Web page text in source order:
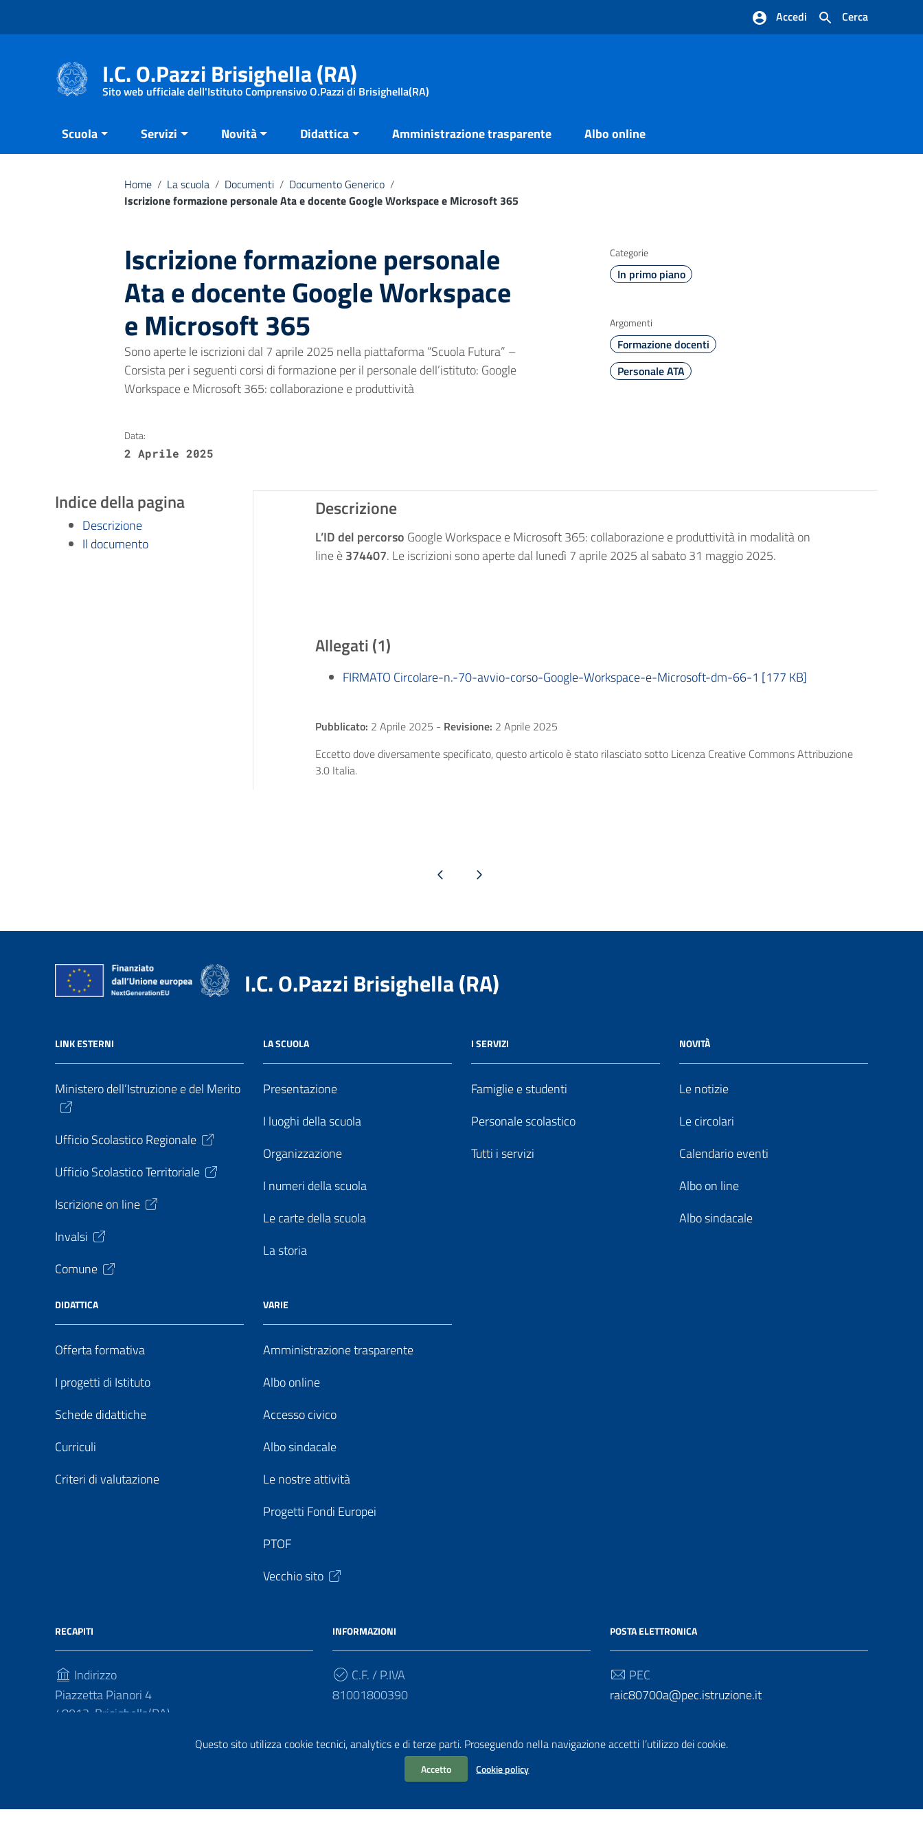
Questo sito utilizza cookie tecnici, analytics e di terze parti. Proseguendo nella navigazione accetti l’utilizzo dei cookie.
Accetto Cookie policy
Cerca
Accedi
I.C. O.Pazzi Brisighella (RA)
Sito web ufficiale dell'Istituto Comprensivo O.Pazzi di Brisighella(RA)
Scuola Servizi Novità Didattica Amministrazione trasparente Albo online
Home / La scuola / Documenti / Documento Generico /
Iscrizione formazione personale Ata e docente Google Workspace e Microsoft 365
Iscrizione formazione personale
Ata e docente Google Workspace
e Microsoft 365
Sono aperte le iscrizioni dal 7 aprile 2025 nella piattaforma “Scuola Futura” –
Corsista per i seguenti corsi di formazione per il personale dell’istituto: Google
Workspace e Microsoft 365: collaborazione e produttività
Categorie
In primo piano
Argomenti
Formazione docenti
Personale ATA
Data:
2 Aprile 2025
Indice della pagina
Descrizione
Il documento
Descrizione
L’ID del percorso Google Workspace e Microsoft 365: collaborazione e produttività in modalità on
line è374407. Le iscrizioni sono aperte dal lunedì 7 aprile 2025 al sabato 31 maggio 2025.
Allegati (1)
FIRMATO Circolare-n.-70-avvio-corso-Google-Workspace-e-Microsoft-dm-66-1 [177 KB]
Pubblicato: 2 Aprile 2025 - Revisione: 2 Aprile 2025
Eccetto dove diversamente specificato, questo articolo è stato rilasciato sotto Licenza Creative Commons Attribuzione
3.0 Italia.
Pagina precedentePagina successiva
I.C. O.Pazzi Brisighella (RA)
LINK ESTERNI
Ministero dell’Istruzione e del Merito
Ufficio Scolastico Regionale
Ufficio Scolastico Territoriale
Iscrizione on line
Invalsi
Comune
LA SCUOLA
Presentazione
I luoghi della scuola
Organizzazione
I numeri della scuola
Le carte della scuola
La storia
I SERVIZI
Famiglie e studenti
Personale scolastico
Tutti i servizi
NOVITÀ
Le notizie
Le circolari
Calendario eventi
Albo on line
Albo sindacale
DIDATTICA
Offerta formativa
I progetti di Istituto
Schede didattiche
Curriculi
Criteri di valutazione
VARIE
Amministrazione trasparente
Albo online
Accesso civico
Albo sindacale
Le nostre attività
Progetti Fondi Europei
PTOF
Vecchio sito
RECAPITI
Indirizzo
Piazzetta Pianori 4
48013, Brisighella(RA)
INFORMAZIONI
C.F. / P.IVA
81001800390
UF4HBY
POSTA ELETTRONICA
PEC
raic80700a@pec.istruzione.it
raic80700a@istruzione.it